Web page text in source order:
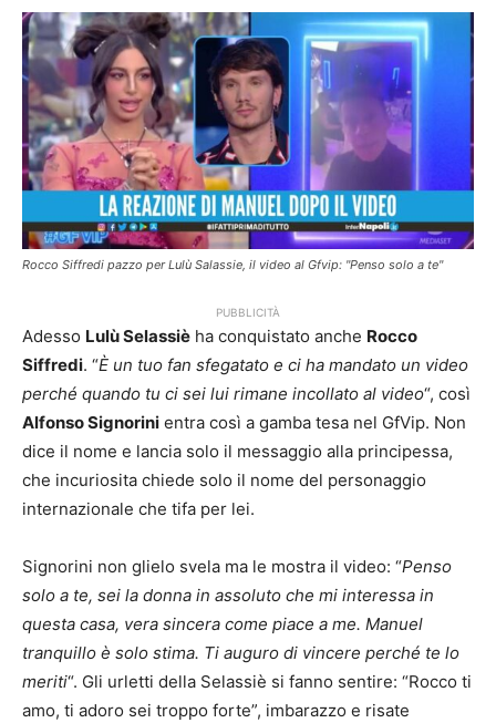
Rocco Siffredi pazzo per Lulù Salassie, il video al Gfvip: "Penso solo a te"
PUBBLICITÀ
Adesso Lulù Selassiè ha conquistato anche Rocco
Siffredi. “È un tuo fan sfegatato e ci ha mandato un video
perché quando tu ci sei lui rimane incollato al video“, così
Alfonso Signorini entra così a gamba tesa nel GfVip. Non
dice il nome e lancia solo il messaggio alla principessa,
che incuriosita chiede solo il nome del personaggio
internazionale che tifa per lei.
Signorini non glielo svela ma le mostra il video: “Penso
solo a te, sei la donna in assoluto che mi interessa in
questa casa, vera sincera come piace a me. Manuel
tranquillo è solo stima. Ti auguro di vincere perché te lo
meriti“. Gli urletti della Selassiè si fanno sentire: “Rocco ti
amo, ti adoro sei troppo forte”, imbarazzo e risate